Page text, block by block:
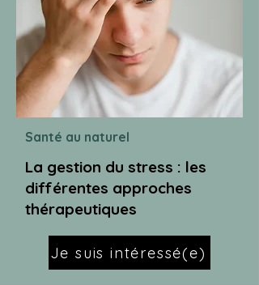
Santé au naturel
La gestion du stress : les
différentes approches
thérapeutiques
Je suis intéressé(e)